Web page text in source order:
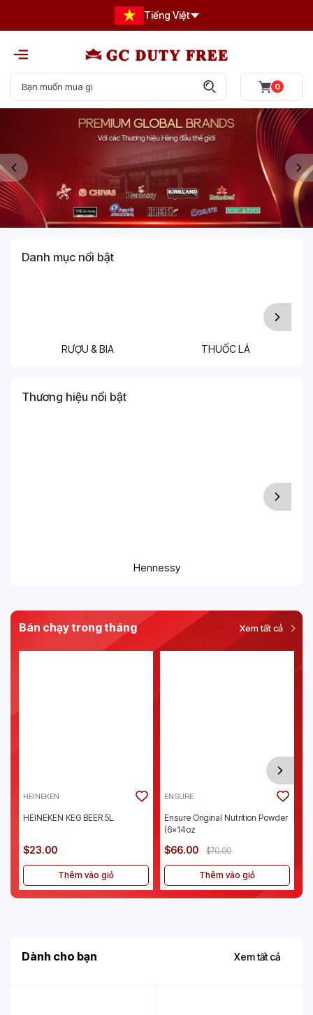
Tiếng Việt
0
Danh mục nổi bật
RƯỢU & BIA THUỐC LÁ
Thương hiệu nổi bật
Hennessy
Bán chạy trong tháng Xem tất cả
HEINEKEN
HEINEKEN KEG BEER 5L
$23.00
Thêm vào giỏ
ENSURE
Ensure Original Nutrition Powder
(6x14oz
$66.00 $70.00
Thêm vào giỏ
Dành cho bạn Xem tất cả